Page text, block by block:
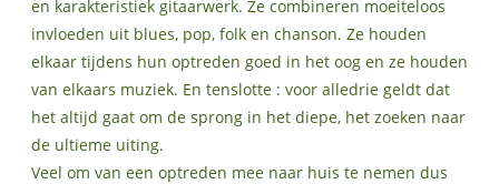
en karakteristiek gitaarwerk. Ze combineren moeiteloos
invloeden uit blues, pop, folk en chanson. Ze houden
elkaar tijdens hun optreden goed in het oog en ze houden
van elkaars muziek. En tenslotte : voor alledrie geldt dat
het altijd gaat om de sprong in het diepe, het zoeken naar
de ultieme uiting.
Veel om van een optreden mee naar huis te nemen dus